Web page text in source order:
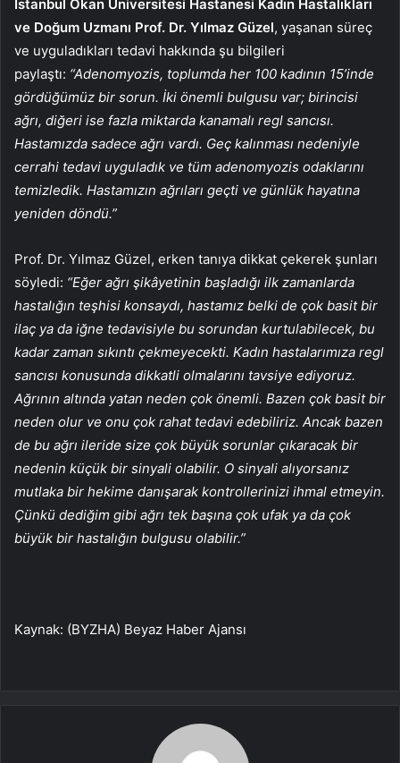
İstanbul Okan Üniversitesi Hastanesi Kadın Hastalıkları
ve Doğum Uzmanı Prof. Dr. Yılmaz Güzel, yaşanan süreç
ve uyguladıkları tedavi hakkında şu bilgileri
paylaştı: “Adenomyozis, toplumda her 100 kadının 15’inde
gördüğümüz bir sorun. İki önemli bulgusu var; birincisi
ağrı, diğeri ise fazla miktarda kanamalı regl sancısı.
Hastamızda sadece ağrı vardı. Geç kalınması nedeniyle
cerrahi tedavi uyguladık ve tüm adenomyozis odaklarını
temizledik. Hastamızın ağrıları geçti ve günlük hayatına
yeniden döndü.”
Prof. Dr. Yılmaz Güzel, erken tanıya dikkat çekerek şunları
söyledi: “Eğer ağrı şikâyetinin başladığı ilk zamanlarda
hastalığın teşhisi konsaydı, hastamız belki de çok basit bir
ilaç ya da iğne tedavisiyle bu sorundan kurtulabilecek, bu
kadar zaman sıkıntı çekmeyecekti. Kadın hastalarımıza regl
sancısı konusunda dikkatli olmalarını tavsiye ediyoruz.
Ağrının altında yatan neden çok önemli. Bazen çok basit bir
neden olur ve onu çok rahat tedavi edebiliriz. Ancak bazen
de bu ağrı ileride size çok büyük sorunlar çıkaracak bir
nedenin küçük bir sinyali olabilir. O sinyali alıyorsanız
mutlaka bir hekime danışarak kontrollerinizi ihmal etmeyin.
Çünkü dediğim gibi ağrı tek başına çok ufak ya da çok
büyük bir hastalığın bulgusu olabilir.”
Kaynak: (BYZHA) Beyaz Haber Ajansı